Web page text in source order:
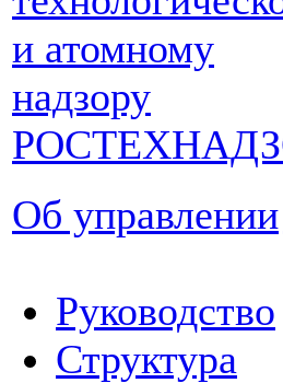
Об управлении
Руководство
Структура